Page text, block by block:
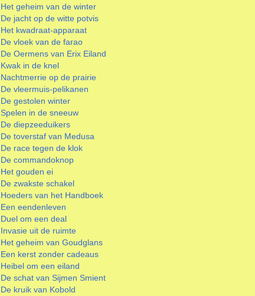
Het geheim van de winter
De jacht op de witte potvis
Het kwadraat-apparaat
De vloek van de farao
De Oermens van Erix Eiland
Kwak in de knel
Nachtmerrie op de prairie
De vleermuis-pelikanen
De gestolen winter
Spelen in de sneeuw
De diepzeeduikers
De toverstaf van Medusa
De race tegen de klok
De commandoknop
Het gouden ei
De zwakste schakel
Hoeders van het Handboek
Een eendenleven
Duel om een deal
Invasie uit de ruimte
Het geheim van Goudglans
Een kerst zonder cadeaus
Heibel om een eiland
De schat van Sijmen Smient
De kruik van Kobold